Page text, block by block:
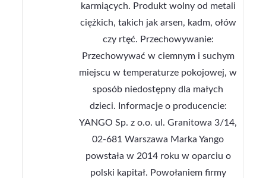
karmiących. Produkt wolny od metali
ciężkich, takich jak arsen, kadm, ołów
czy rtęć. Przechowywanie:
Przechowywać w ciemnym i suchym
miejscu w temperaturze pokojowej, w
sposób niedostępny dla małych
dzieci. Informacje o producencie:
YANGO Sp. z o.o. ul. Granitowa 3/14,
02-681 Warszawa Marka Yango
powstała w 2014 roku w oparciu o
polski kapitał. Powołaniem firmy